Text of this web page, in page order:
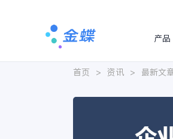
产品
首页 > 资讯 > 最新文